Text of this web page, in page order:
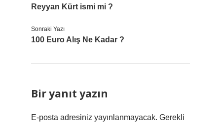
Reyyan Kürt ismi mi ?
Sonraki Yazı
100 Euro Alış Ne Kadar ?
Bir yanıt yazın
E-posta adresiniz yayınlanmayacak. Gerekli